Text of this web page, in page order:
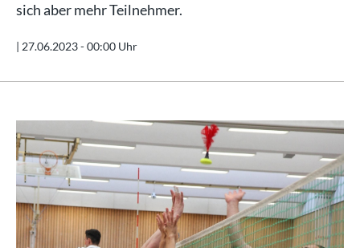
sich aber mehr Teilnehmer.
| 27.06.2023 - 00:00 Uhr